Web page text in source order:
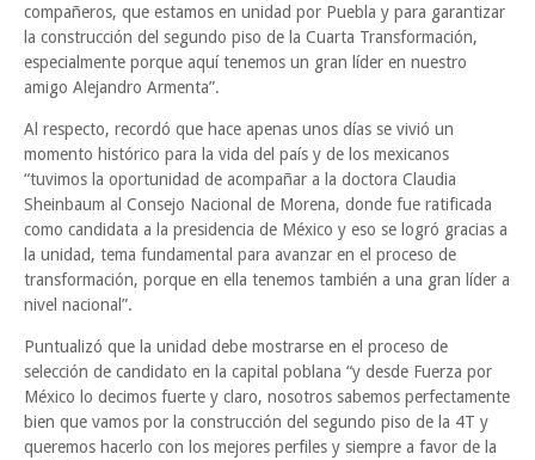
compañeros, que estamos en unidad por Puebla y para garantizar
la construcción del segundo piso de la Cuarta Transformación,
especialmente porque aquí tenemos un gran líder en nuestro
amigo Alejandro Armenta”.
Al respecto, recordó que hace apenas unos días se vivió un
momento histórico para la vida del país y de los mexicanos
“tuvimos la oportunidad de acompañar a la doctora Claudia
Sheinbaum al Consejo Nacional de Morena, donde fue ratificada
como candidata a la presidencia de México y eso se logró gracias a
la unidad, tema fundamental para avanzar en el proceso de
transformación, porque en ella tenemos también a una gran líder a
nivel nacional”.
Puntualizó que la unidad debe mostrarse en el proceso de
selección de candidato en la capital poblana “y desde Fuerza por
México lo decimos fuerte y claro, nosotros sabemos perfectamente
bien que vamos por la construcción del segundo piso de la 4T y
queremos hacerlo con los mejores perfiles y siempre a favor de la